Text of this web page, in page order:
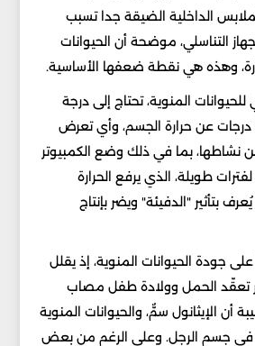
الداخلية الضيقة جدا تسبب
التناسلي، موضحة أن الحيوانات
وهذه هي نقطة ضعفها الأساسية.
المنوية، تحتاج إلى درجة
حرارة أقل بمقدار 2-3 درجات عن حرارة الجسم، وأي تعرض
نشاطها، بما في ذلك وضع الكمبيوتر
طويلة، الذي يرفع الحرارة
بتأثير "الدفيئة" ويضر بإنتاج
جودة الحيوانات المنوية، إذ يقلل
تعقّد الحمل وولادة طفل مصاب
أن الإيثانول سمٌّ، والحيوانات المنوية
في جسم الرجل. وعلى الرغم من بعض